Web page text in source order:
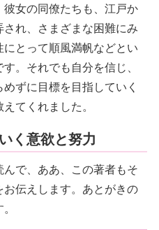
女の同僚たちも、江戸か
れ、さまざまな困難にみ
とって順風満帆などとい
。それでも自分を信じ、
ずに目標を目指していく
てくれました。
く意欲と努力
で、ああ、この著者もそ
伝えします。あとがきの